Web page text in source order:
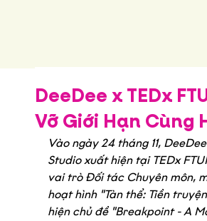
DeeDee x TEDx
Vỡ Giới Hạn Cùng
Vào ngày 24 tháng 11,
Studio xuất hiện tại TEDx
vai trò Đối tác Chuyên môn,
hoạt hình "Tàn thể: Tiền
hiện chủ đề "Breakpoint - A